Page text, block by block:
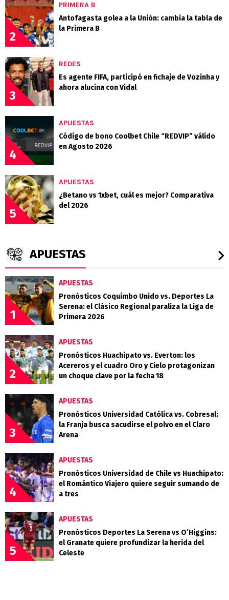
2
PRIMERA B
Antofagasta golea a la Unión: cambia la tabla de
la Primera B
3
REDES
Es agente FIFA, participó en fichaje de Vozinha y
ahora alucina con Vidal
4
APUESTAS
Código de bono Coolbet Chile “REDVIP” válido
en Agosto 2026
5
APUESTAS
¿Betano vs 1xbet, cuál es mejor? Comparativa
del 2026
APUESTAS
1
APUESTAS
Pronósticos Coquimbo Unido vs. Deportes La
Serena: el Clásico Regional paraliza la Liga de
Primera 2026
2
APUESTAS
Pronósticos Huachipato vs. Everton: los
Acereros y el cuadro Oro y Cielo protagonizan
un choque clave por la fecha 18
3
APUESTAS
Pronósticos Universidad Católica vs. Cobresal:
la Franja busca sacudirse el polvo en el Claro
Arena
4
APUESTAS
Pronósticos Universidad de Chile vs Huachipato:
el Romántico Viajero quiere seguir sumando de
a tres
5
APUESTAS
Pronósticos Deportes La Serena vs O’Higgins:
el Granate quiere profundizar la herida del
Celeste